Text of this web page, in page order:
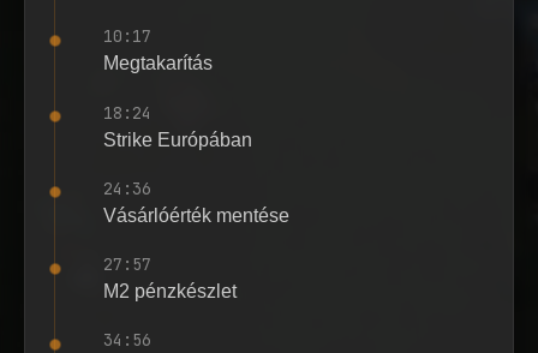
10:17
Megtakarítás
18:24
Strike Európában
24:36
Vásárlóérték mentése
27:57
M2 pénzkészlet
34:56